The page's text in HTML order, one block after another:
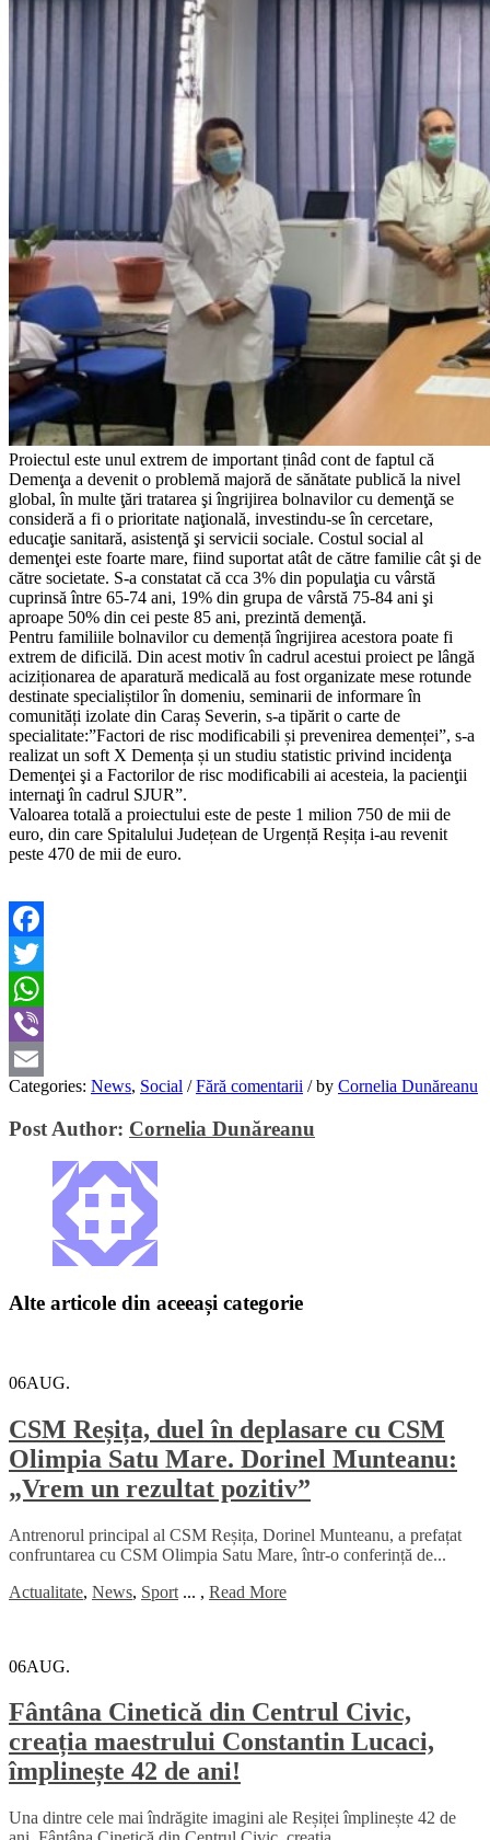
Proiectul este unul extrem de important ținâd cont de faptul că
Demenţa a devenit o problemă majoră de sănătate publică la nivel
global, în multe ţări tratarea şi îngrijirea bolnavilor cu demenţă se
consideră a fi o prioritate naţională, investindu-se în cercetare,
educaţie sanitară, asistenţă şi servicii sociale. Costul social al
demenţei este foarte mare, fiind suportat atât de către familie cât şi de
către societate. S-a constatat că cca 3% din populaţia cu vârstă
cuprinsă între 65-74 ani, 19% din grupa de vârstă 75-84 ani şi
aproape 50% din cei peste 85 ani, prezintă demenţă.
Pentru familiile bolnavilor cu demență îngrijirea acestora poate fi
extrem de dificilă. Din acest motiv în cadrul acestui proiect pe lângă
aciziționarea de aparatură medicală au fost organizate mese rotunde
destinate specialiștilor în domeniu, seminarii de informare în
comunități izolate din Caraș Severin, s-a tipărit o carte de
specialitate:”Factori de risc modificabili și prevenirea demenței”, s-a
realizat un soft X Demența și un studiu statistic privind incidenţa
Demenţei şi a Factorilor de risc modificabili ai acesteia, la pacienţii
internaţi în cadrul SJUR”.
Valoarea totală a proiectului este de peste 1 milion 750 de mii de
euro, din care Spitalului Județean de Urgență Reșița i-au revenit
peste 470 de mii de euro.
Facebook
Twitter
WhatsApp
Viber
Email
Categories: News, Social / Fără comentarii /by Cornelia Dunăreanu
Post Author: Cornelia Dunăreanu
Alte articole din aceeași categorie
06AUG.
CSM Reșița, duel în deplasare cu CSM
Olimpia Satu Mare. Dorinel Munteanu:
„Vrem un rezultat pozitiv”
Antrenorul principal al CSM Reșița, Dorinel Munteanu, a prefațat
confruntarea cu CSM Olimpia Satu Mare, într-o conferință de...
Actualitate, News, Sport ... , Read More
06AUG.
Fântâna Cinetică din Centrul Civic,
creația maestrului Constantin Lucaci,
împlinește 42 de ani!
Una dintre cele mai îndrăgite imagini ale Reșiței împlinește 42 de